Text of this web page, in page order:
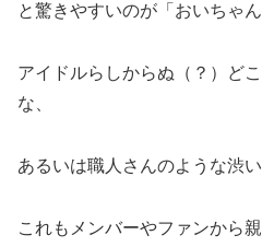
と驚きやすいのが「おいちゃ
アイドルらしからぬ（？）ど
な、
あるいは職人さんのような渋い
これもメンバーやファンから